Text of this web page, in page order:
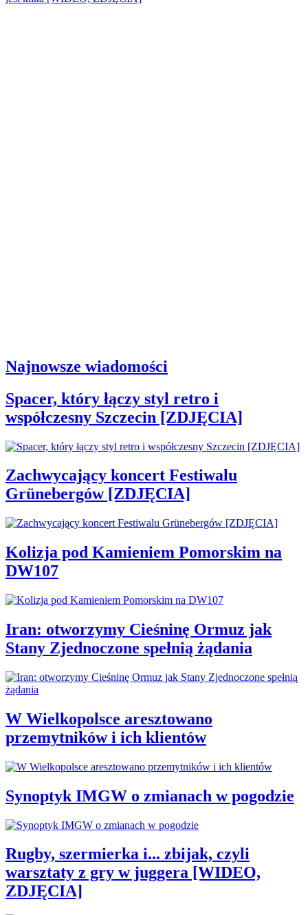
Najnowsze wiadomości
Spacer, który łączy styl retro i
współczesny Szczecin [ZDJĘCIA]
Zachwycający koncert Festiwalu
Grünebergów [ZDJĘCIA]
Kolizja pod Kamieniem Pomorskim na
DW107
Iran: otworzymy Cieśninę Ormuz jak
Stany Zjednoczone spełnią żądania
W Wielkopolsce aresztowano
przemytników i ich klientów
Synoptyk IMGW o zmianach w pogodzie
Rugby, szermierka i... zbijak, czyli
warsztaty z gry w juggera [WIDEO,
ZDJĘCIA]